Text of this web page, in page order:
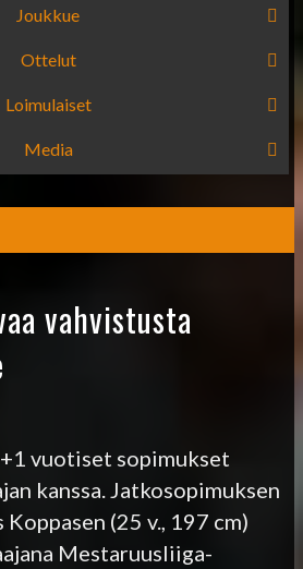
Joukkue
Ottelut
Loimulaiset
Media
vahvistusta
vuotiset sopimukset
kanssa. Jatkosopimuksen
(25 v., 197 cm)
Mestaruusliiga-